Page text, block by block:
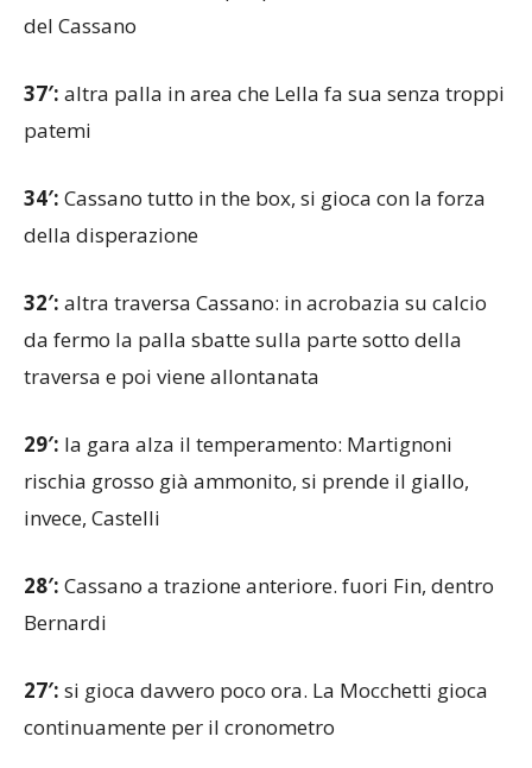
del Cassano
37′: altra palla in area che Lella fa sua senza troppi
patemi
34′: Cassano tutto in the box, si gioca con la forza
della disperazione
32′: altra traversa Cassano: in acrobazia su calcio
da fermo la palla sbatte sulla parte sotto della
traversa e poi viene allontanata
29′: la gara alza il temperamento: Martignoni
rischia grosso già ammonito, si prende il giallo,
invece, Castelli
28′: Cassano a trazione anteriore. fuori Fin, dentro
Bernardi
27′: si gioca davvero poco ora. La Mocchetti gioca
continuamente per il cronometro